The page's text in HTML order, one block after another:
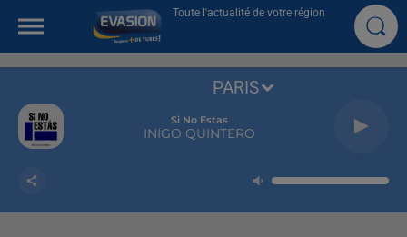
Toute l'actualité de votre région
Si No Estas
INIGO QUINTERO
PARIS